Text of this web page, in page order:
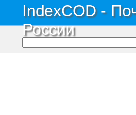
IndexCOD -
России